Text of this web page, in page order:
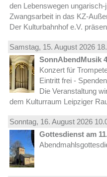
den Lebenswegen
Zwangsarbeit in das KZ-
Der Kulturbahnhof e.V.
Samstag, 15. August 2026
SonnAbendMusik 4
Konzert für
Eintritt frei -
Die Veranstaltung
dem Kulturraum Leipziger
Sonntag, 16. August 2026
Gottesdienst am